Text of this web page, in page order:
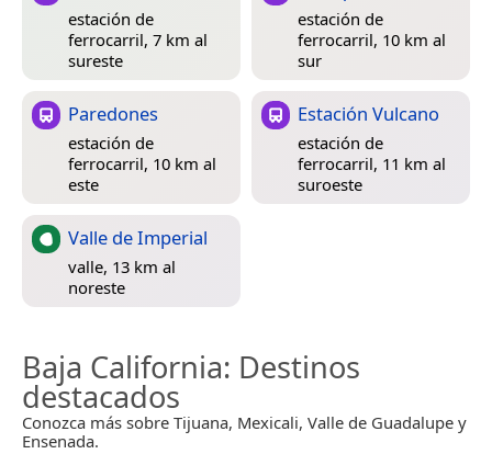
estación de
ferrocarril, 7 km al
sureste
estación de
ferrocarril, 10 km al
sur
Paredones
estación de
ferrocarril, 10 km al
este
Estación Vulcano
estación de
ferrocarril, 11 km al
suroeste
Valle de Imperial
valle, 13 km al
noreste
Baja California: Destinos
destacados
Conozca más sobre Tijuana, Mexicali, Valle de Guadalupe y
Ensenada.